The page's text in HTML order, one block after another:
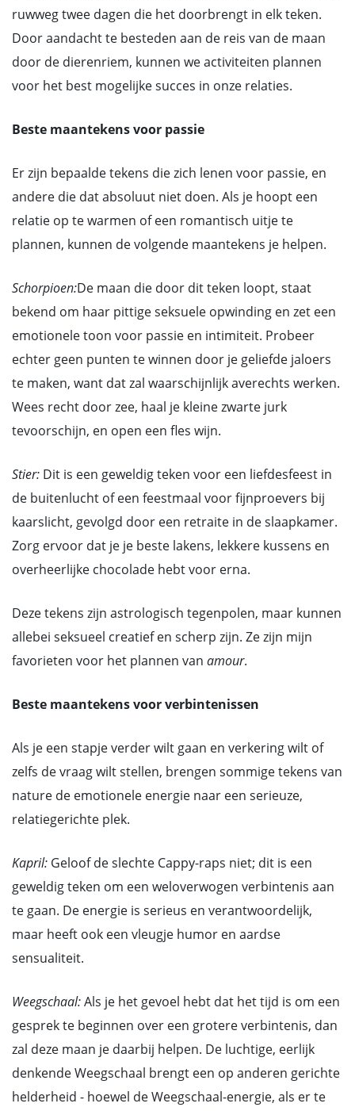
ruwweg twee dagen die het doorbrengt in elk teken.
Door aandacht te besteden aan de reis van de maan
door de dierenriem, kunnen we activiteiten plannen
voor het best mogelijke succes in onze relaties.
Beste maantekens voor passie
Er zijn bepaalde tekens die zich lenen voor passie, en
andere die dat absoluut niet doen. Als je hoopt een
relatie op te warmen of een romantisch uitje te
plannen, kunnen de volgende maantekens je helpen.
Schorpioen:De maan die door dit teken loopt, staat
bekend om haar pittige seksuele opwinding en zet een
emotionele toon voor passie en intimiteit. Probeer
echter geen punten te winnen door je geliefde jaloers
te maken, want dat zal waarschijnlijk averechts werken.
Wees recht door zee, haal je kleine zwarte jurk
tevoorschijn, en open een fles wijn.
Stier: Dit is een geweldig teken voor een liefdesfeest in
de buitenlucht of een feestmaal voor fijnproevers bij
kaarslicht, gevolgd door een retraite in de slaapkamer.
Zorg ervoor dat je je beste lakens, lekkere kussens en
overheerlijke chocolade hebt voor erna.
Deze tekens zijn astrologisch tegenpolen, maar kunnen
allebei seksueel creatief en scherp zijn. Ze zijn mijn
favorieten voor het plannen van amour.
Beste maantekens voor verbintenissen
Als je een stapje verder wilt gaan en verkering wilt of
zelfs de vraag wilt stellen, brengen sommige tekens van
nature de emotionele energie naar een serieuze,
relatiegerichte plek.
Kapril: Geloof de slechte Cappy-raps niet; dit is een
geweldig teken om een weloverwogen verbintenis aan
te gaan. De energie is serieus en verantwoordelijk,
maar heeft ook een vleugje humor en aardse
sensualiteit.
Weegschaal:Als je het gevoel hebt dat het tijd is om een
gesprek te beginnen over een grotere verbintenis, dan
zal deze maan je daarbij helpen. De luchtige, eerlijk
denkende Weegschaal brengt een op anderen gerichte
helderheid - hoewel de Weegschaal-energie, als er te